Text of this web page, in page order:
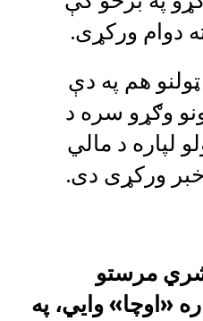
دوام ورکړی.
هم په دې
وګړو سره د
لپاره د مالي
ورکړی دی.
مرستو
«اوچا» وایي، په